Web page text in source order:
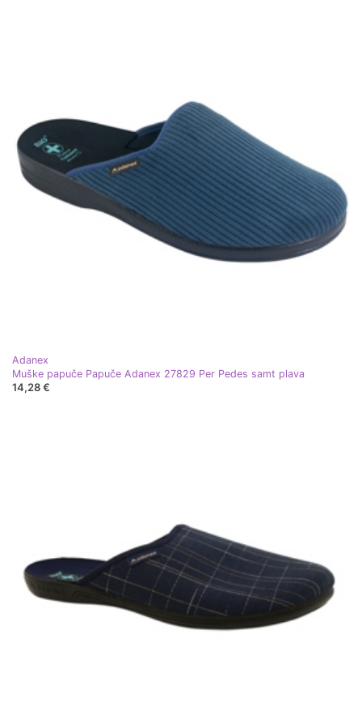
Adanex
Muške papuče Papuče Adanex 27829 Per Pedes samt plava
14,28 €